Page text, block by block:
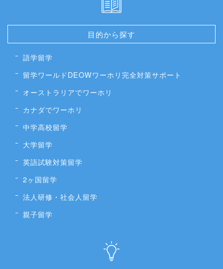
目的から探す
語学留学
留学ワールドDEOWワーホリ完全対策サポート
オーストラリアでワーホリ
カナダでワーホリ
中学高校留学
大学留学
英語試験対策留学
2ヶ国留学
法人研修・社会人留学
親子留学